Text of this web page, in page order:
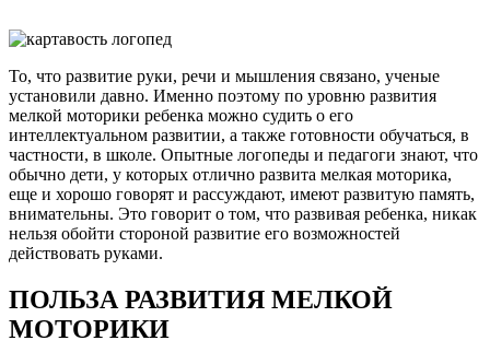
То, что развитие руки, речи и мышления связано, ученые
установили давно. Именно поэтому по уровню развития
мелкой моторики ребенка можно судить о его
интеллектуальном развитии, а также готовности обучаться, в
частности, в школе. Опытные логопеды и педагоги знают, что
обычно дети, у которых отлично развита мелкая моторика,
еще и хорошо говорят и рассуждают, имеют развитую память,
внимательны. Это говорит о том, что развивая ребенка, никак
нельзя обойти стороной развитие его возможностей
действовать руками.
ПОЛЬЗА РАЗВИТИЯ МЕЛКОЙ
МОТОРИКИ